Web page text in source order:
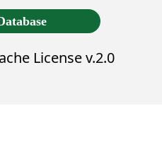
License v.2.0